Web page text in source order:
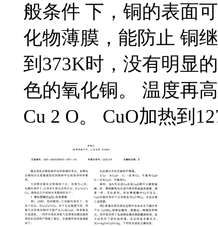
般条件 下，铜的表面
化物薄膜，能防止 铜
到373K时，没有明显
色的氧化铜。 温度再
Cu 2 O。 CuO加热到